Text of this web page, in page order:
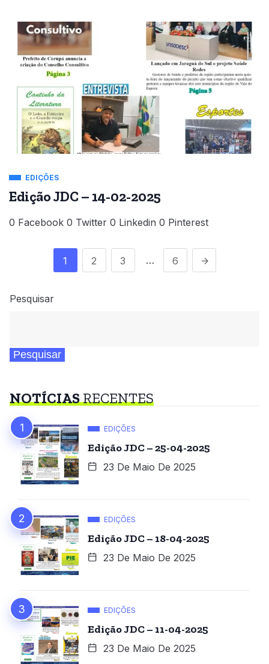
EDIÇÕES
Edição JDC – 14-02-2025
0 Facebook 0 Twitter 0 Linkedin 0 Pinterest
1 2 3 … 6
Pesquisar
Pesquisar
NOTÍCIASRECENTES
EDIÇÕES
Edição JDC – 25-04-2025
23 De Maio De 2025
EDIÇÕES
Edição JDC – 18-04-2025
23 De Maio De 2025
EDIÇÕES
Edição JDC – 11-04-2025
23 De Maio De 2025